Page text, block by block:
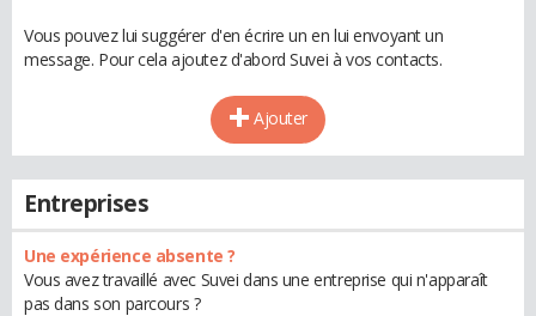
Vous pouvez lui suggérer d'en écrire un en lui envoyant un
message. Pour cela ajoutez d'abord Suvei à vos contacts.
Ajouter
Entreprises
Une expérience absente ?
Vous avez travaillé avec Suvei dans une entreprise qui n'apparaît
pas dans son parcours ?